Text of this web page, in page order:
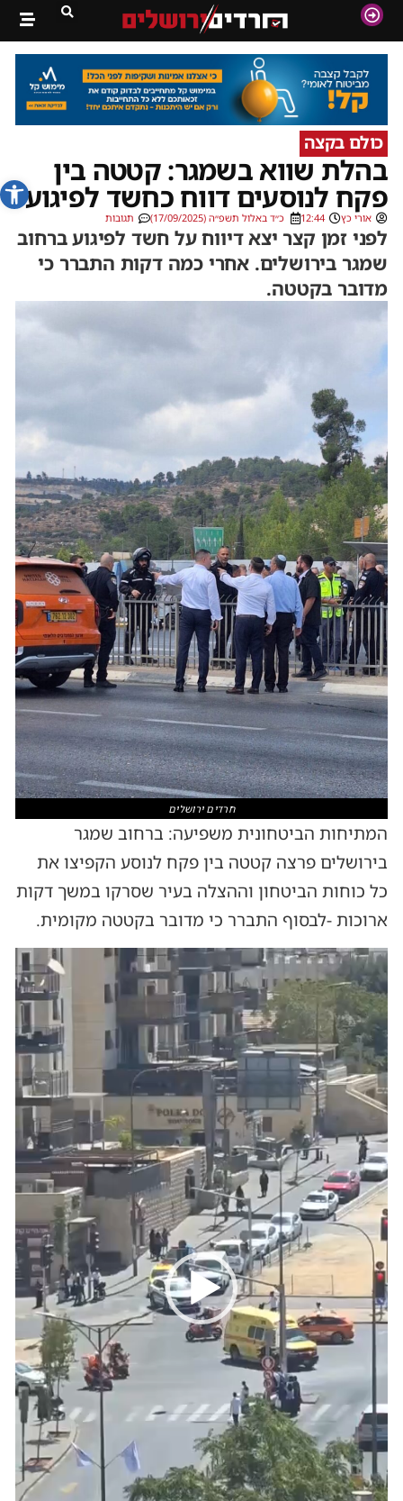
פתח
כולם בקצה
בהלת שווא בשמגר: קטטה בין
פקח לנוסעים דווח כחשד לפיגוע
אורי כץ 12:44 כ״ד באלול תשפ״ה (17/09/2025) תגובות
לפני זמן קצר יצא דיווח על חשד לפיגוע ברחוב
שמגר בירושלים. אחרי כמה דקות התברר כי
מדובר בקטטה.
חרדים ירושלים
המתיחות הביטחונית משפיעה: ברחוב שמגר
בירושלים פרצה קטטה בין פקח לנוסע הקפיצו את
כל כוחות הביטחון וההצלה בעיר שסרקו במשך דקות
ארוכות -לבסוף התברר כי מדובר בקטטה מקומית.
נגן
וידאו